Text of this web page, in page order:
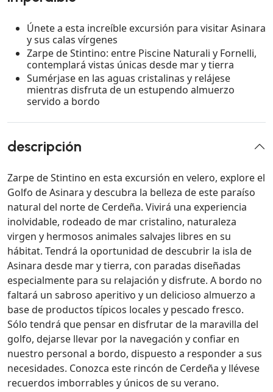
Únete a esta increíble excursión para visitar Asinara
y sus calas vírgenes
Zarpe de Stintino: entre Piscine Naturali y Fornelli,
contemplará vistas únicas desde mar y tierra
Sumérjase en las aguas cristalinas y relájese
mientras disfruta de un estupendo almuerzo
servido a bordo
descripción
Zarpe de Stintino en esta excursión en velero, explore el
Golfo de Asinara y descubra la belleza de este paraíso
natural del norte de Cerdeña. Vivirá una experiencia
inolvidable, rodeado de mar cristalino, naturaleza
virgen y hermosos animales salvajes libres en su
hábitat. Tendrá la oportunidad de descubrir la isla de
Asinara desde mar y tierra, con paradas diseñadas
especialmente para su relajación y disfrute. A bordo no
faltará un sabroso aperitivo y un delicioso almuerzo a
base de productos típicos locales y pescado fresco.
Sólo tendrá que pensar en disfrutar de la maravilla del
golfo, dejarse llevar por la navegación y confiar en
nuestro personal a bordo, dispuesto a responder a sus
necesidades. Conozca este rincón de Cerdeña y llévese
recuerdos imborrables y únicos de su verano.